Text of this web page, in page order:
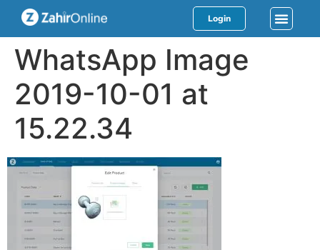
Login
WhatsApp Image
2019-10-01 at
15.22.34